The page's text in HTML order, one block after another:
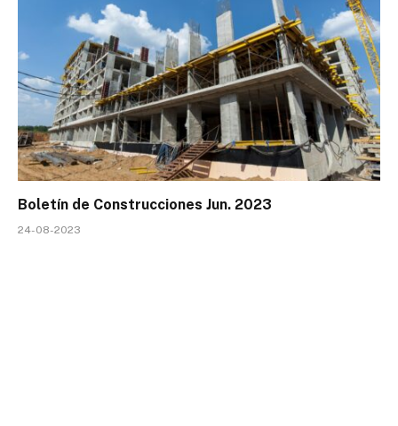
Boletín de Construcciones Jun. 2023
24-08-2023